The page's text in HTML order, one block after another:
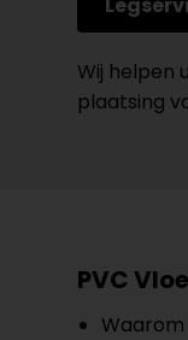
Wij helpen
plaatsing
PVC
Waarom